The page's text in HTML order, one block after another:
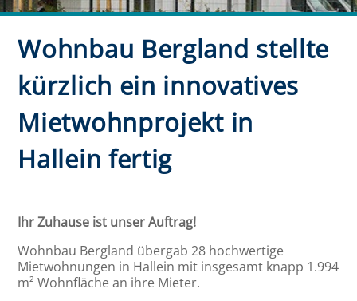
Wohnbau Bergland stellte
kürzlich ein innovatives
Mietwohnprojekt in
Hallein fertig
Ihr Zuhause ist unser Auftrag!
Wohnbau Bergland übergab 28 hochwertige
Mietwohnungen in Hallein mit insgesamt knapp 1.994
m² Wohnfläche an ihre Mieter.